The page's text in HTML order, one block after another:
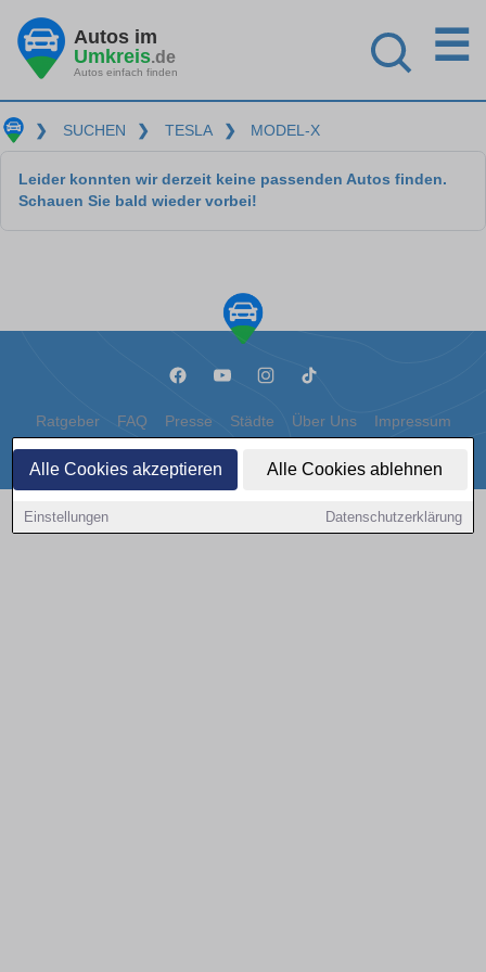
Alle Cookies akzeptieren Alle Cookies ablehnen
Einstellungen Datenschutzerklärung
Autos im
Umkreis.de
Autos einfach finden
☰
❯ SUCHEN ❯ TESLA ❯ MODEL-X
Leider konnten wir derzeit keine passenden Autos finden.
Schauen Sie bald wieder vorbei!
Ratgeber FAQ Presse Städte Über Uns Impressum
Datenschutz Cookies
Copyright © 2000 - 2026 | 1A Infosysteme GmbH | Content by: 1a-sites-autos